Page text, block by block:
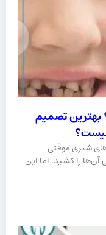
بهترین تصمیم
شیری موقتی
را کشید. اما این